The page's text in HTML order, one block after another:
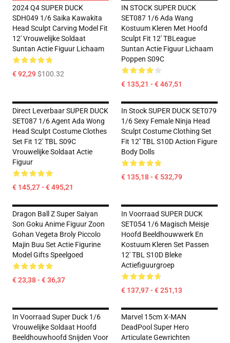
2024 Q4 SUPER DUCK
SDH049 1/6 Saika Kawakita
Head Sculpt Carving Model Fit
12' Vrouwelijke Soldaat
Suntan Actie Figuur Lichaam
€ 92,29$100.32
IN STOCK SUPER DUCK
SET087 1/6 Ada Wang
Kostuum Kleren Met Hoofd
Sculpt Fit 12' TBLeague
Suntan Actie Figuur Lichaam
Poppen S09C
€ 135,21 - € 467,51
Direct Leverbaar SUPER DUCK
SET087 1/6 Agent Ada Wong
Head Sculpt Costume Clothes
Set Fit 12' TBL S09C
Vrouwelijke Soldaat Actie
Figuur
€ 145,27 - € 495,21
In Stock SUPER DUCK SET079
1/6 Sexy Female Ninja Head
Sculpt Costume Clothing Set
Fit 12'' TBL S10D Action Figure
Body Dolls
€ 135,18 - € 532,79
Dragon Ball Z Super Saiyan
Son Goku Anime Figuur Zoon
Gohan Vegeta Broly Piccolo
Majin Buu Set Actie Figurine
Model Gifts Speelgoed
€ 23,38 - € 36,37
In Voorraad SUPER DUCK
SET054 1/6 Magisch Meisje
Hoofd Beeldhouwwerk En
Kostuum Kleren Set Passen
12' TBL S10D Bleke
Actiefiguurgroep
€ 137,97 - € 251,13
In Voorraad Super Duck 1/6
Vrouwelijke Soldaat Hoofd
Beeldhouwhoofd Snijden Voor
Marvel 15cm X-MAN
DeadPool Super Hero
Articulate Gewrichten